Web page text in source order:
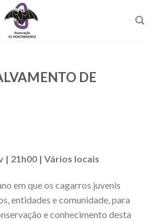
DE
| 21h00 | Vários locais
em que os cagarros juvenis
entidades e comunidade, para
e conhecimento desta